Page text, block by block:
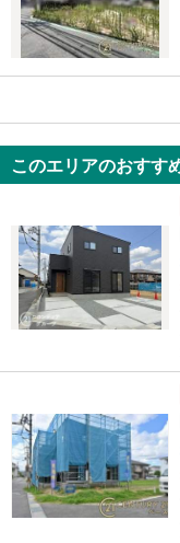
このエリアのおすす